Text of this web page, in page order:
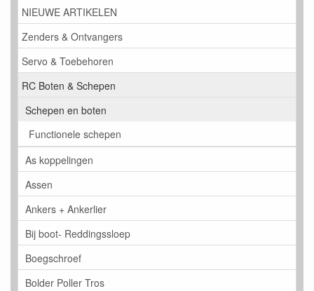
NIEUWE ARTIKELEN
Zenders & Ontvangers
Servo & Toebehoren
RC Boten & Schepen
Schepen en boten
Functionele schepen
As koppelingen
Assen
Ankers + Ankerlier
Bij boot- Reddingssloep
Boegschroef
Bolder Poller Tros